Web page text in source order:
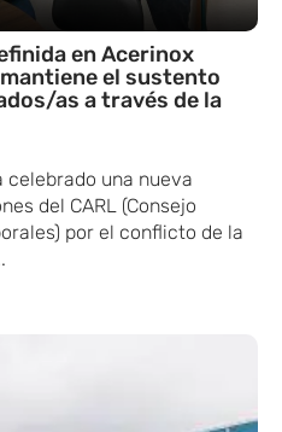
en Acerinox
el sustento
as a través de la
celebrado una nueva
del CARL (Consejo
por el conflicto de la